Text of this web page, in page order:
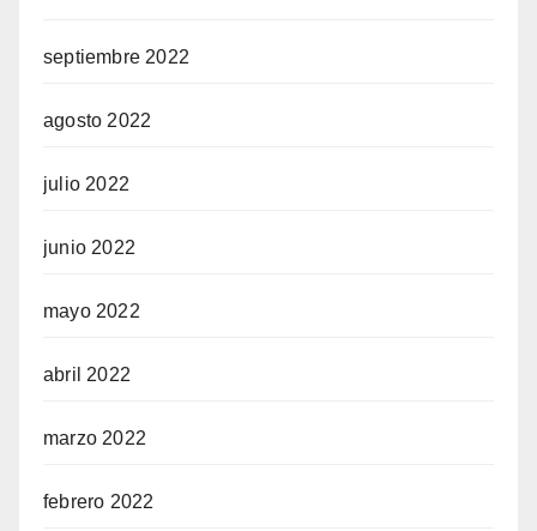
septiembre 2022
agosto 2022
julio 2022
junio 2022
mayo 2022
abril 2022
marzo 2022
febrero 2022